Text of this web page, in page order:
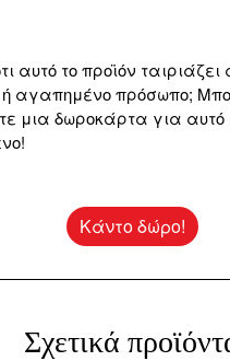
αυτό το προϊόν
αγαπημένο πρόσωπο;
μια δωροκάρτα για αυτό
Κάντο δώρο!
Σχετικά